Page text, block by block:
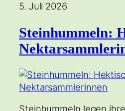
5. Juli 2026
Steinhummeln:
Steinhummeln legen